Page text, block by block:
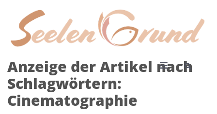
Anzeige der Artikel nach
Schlagwörtern:
Cinematographie